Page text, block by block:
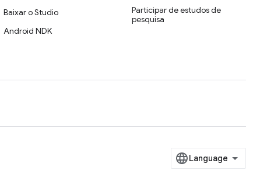
Baixar o Studio
Android NDK
Participar de estudos de
pesquisa